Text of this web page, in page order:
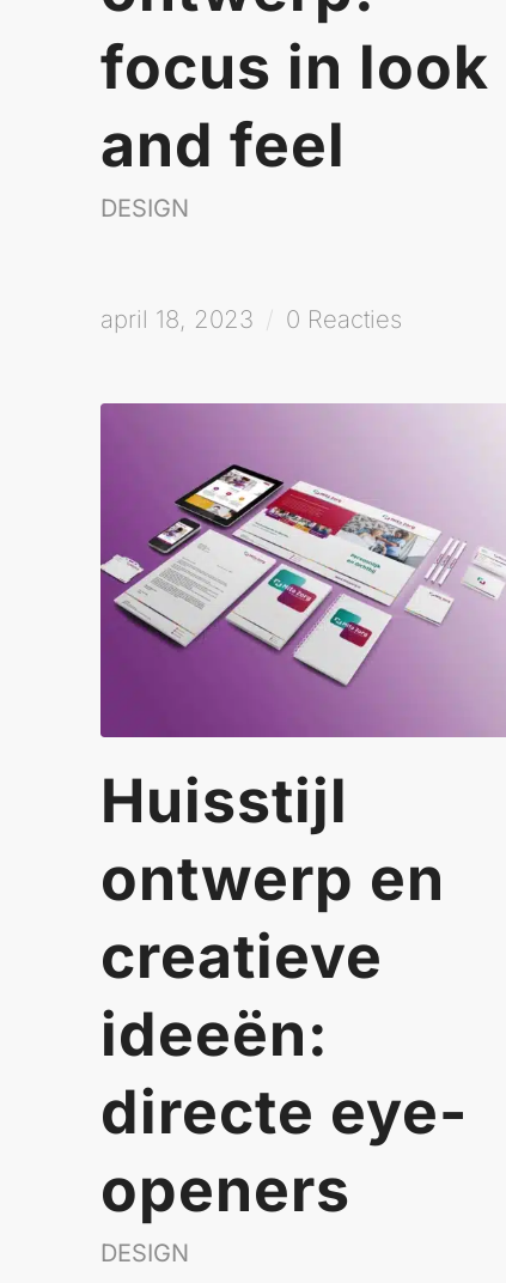
focus in look
and feel
DESIGN
april 18, 2023 / 0 Reacties
Huisstijl
ontwerp en
creatieve
ideeën:
directe eye-
openers
DESIGN